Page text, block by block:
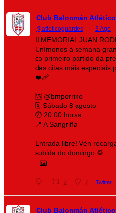
Club Balonmán
@atleticoguardes · 3 Ago
II MEMORIAL JUAN
Unímonos á semana
co primeiro partido da
das citas máis especiais
❤️‍🩹
🆚 @bmporrino
🗓️ Sábado 8 agosto
🕗 20:00 horas
📍 A Sangriña
Entrada libre! Vén
subida do domingo 🥁
2 7 Twitter
Club Balonmán